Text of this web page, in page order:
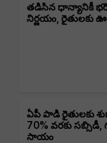
తడిసిన ధాన్యానికీ
నిర్ణయం, రైతులకు
ఏపీ పాడి రైతులకు
70% వరకు సబ్సిడీ,
సాయం